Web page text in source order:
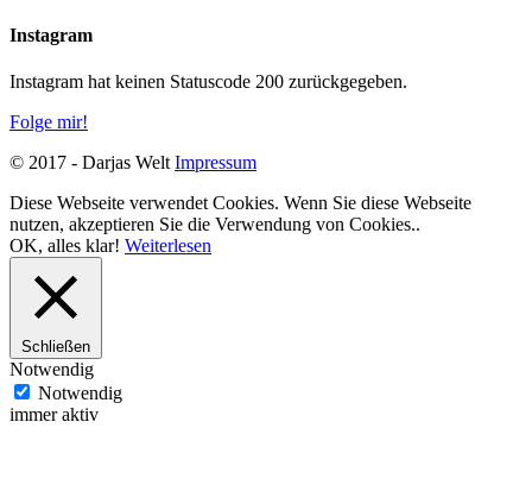
Instagram
Instagram hat keinen Statuscode 200 zurückgegeben.
Folge mir!
© 2017 - Darjas Welt Impressum
Diese Webseite verwendet Cookies. Wenn Sie diese Webseite
nutzen, akzeptieren Sie die Verwendung von Cookies..
OK, alles klar! Weiterlesen
Schließen
Notwendig
Notwendig
immer aktiv